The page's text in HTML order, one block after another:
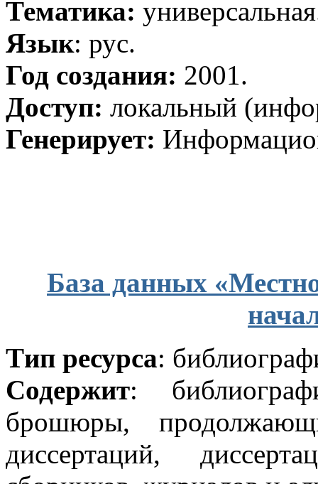
Тематика:
Язык: рус.
Год создания: 2001.
Доступ: локальный
Генерирует:
База данных
Тип ресурса:
Содержит:
брошюры,
диссертаций,